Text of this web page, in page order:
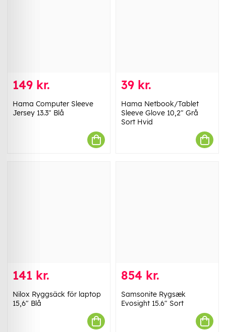
149 kr.
Hama Computer Sleeve
Jersey 13.3" Blå
39 kr.
Hama Netbook/Tablet
Sleeve Glove 10,2" Grå
Sort Hvid
141 kr.
Nilox Ryggsäck för laptop
15,6" Blå
854 kr.
Samsonite Rygsæk
Evosight 15.6" Sort